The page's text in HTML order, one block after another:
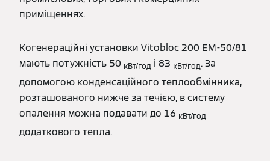
приміщеннях.
Когенераційні установки Vitobloc 200 EM-50/81
мають потужність 50 кВт/год і 83 кВт/год. За
допомогою конденсаційного теплообмінника,
розташованого нижче за течією, в систему
опалення можна подавати до 16 кВт/год
додаткового тепла.